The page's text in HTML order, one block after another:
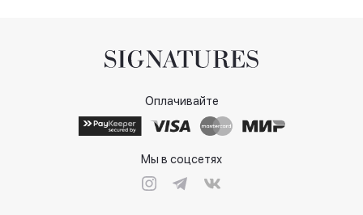
Оплачивайте
Мы в соцсетях